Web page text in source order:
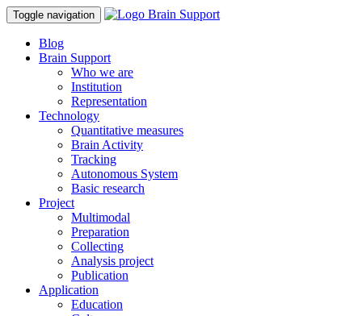
Toggle navigation
Blog
Brain Support
Who we are
Institution
Representation
Technology
Quantitative measures
Brain Activity
Tracking
Autonomous System
Basic research
Project
Multimodal
Preparation
Collecting
Analysis project
Publication
Application
Education